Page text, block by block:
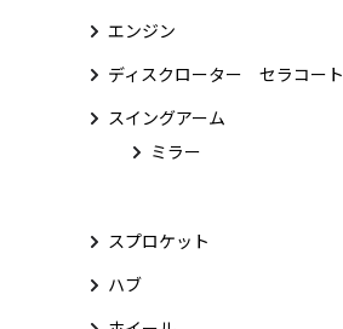
エンジン
ディスクローター セラコート
スイングアーム
ミラー
スプロケット
ハブ